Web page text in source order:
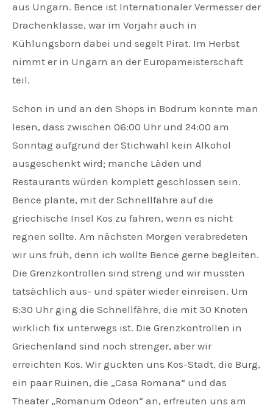
aus Ungarn. Bence ist Internationaler Vermesser der
Drachenklasse, war im Vorjahr auch in
Kühlungsborn dabei und segelt Pirat. Im Herbst
nimmt er in Ungarn an der Europameisterschaft
teil.
Schon in und an den Shops in Bodrum konnte man
lesen, dass zwischen 06:00 Uhr und 24:00 am
Sonntag aufgrund der Stichwahl kein Alkohol
ausgeschenkt wird; manche Läden und
Restaurants würden komplett geschlossen sein.
Bence plante, mit der Schnellfähre auf die
griechische Insel Kos zu fahren, wenn es nicht
regnen sollte. Am nächsten Morgen verabredeten
wir uns früh, denn ich wollte Bence gerne begleiten.
Die Grenzkontrollen sind streng und wir mussten
tatsächlich aus- und später wieder einreisen. Um
8:30 Uhr ging die Schnellfähre, die mit 30 Knoten
wirklich fix unterwegs ist. Die Grenzkontrollen in
Griechenland sind noch strenger, aber wir
erreichten Kos. Wir guckten uns Kos-Stadt, die Burg,
ein paar Ruinen, die „Casa Romana“ und das
Theater „Romanum Odeon“ an, erfreuten uns am